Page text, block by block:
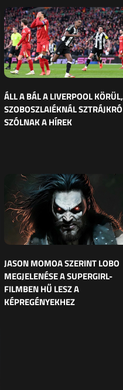
ÁLL A BÁL A LIVERPOOL KÖRÜL,
SZOBOSZLAIÉKNÁL
SZÓLNAK A HÍREK
JASON MOMOA SZERINT LOBO
MEGJELENÉSE A SUPERGIRL-
FILMBEN HŰ LESZ A
KÉPREGÉNYEKHEZ